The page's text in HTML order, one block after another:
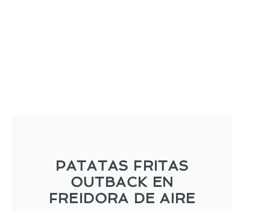
PATATAS FRITAS
OUTBACK EN
FREIDORA DE AIRE